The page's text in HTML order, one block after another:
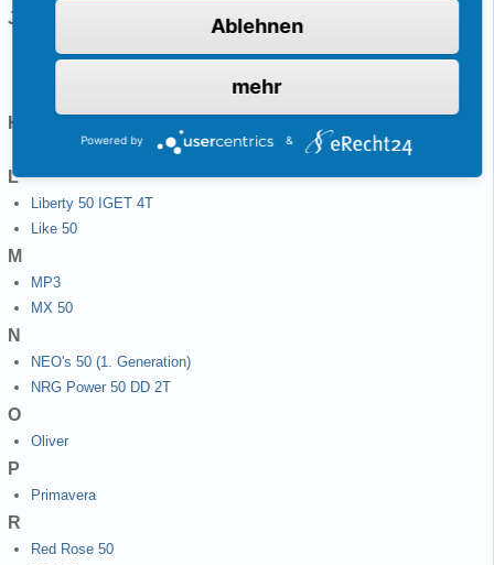
J
K
KISBEE 50 2T
L
Liberty 50 IGET 4T
Like 50
M
MP3
MX 50
N
NEO's 50 (1. Generation)
NRG Power 50 DD 2T
O
Oliver
P
Primavera
R
Red Rose 50
Ablehnen
mehr
Powered by &